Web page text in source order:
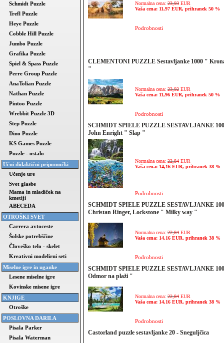
Schmidt Puzzle
Trefl Puzzle
Heye Puzzle
Cobble Hill Puzzle
Jumbo Puzzle
Grafika Puzzle
Spiel & Spass Puzzle
Perre Group Puzzle
AnaTolian Puzzle
Nathan Puzzle
Pintoo Puzzle
Wrebbit Puzzle 3D
Step Puzzle
Dino Puzzle
KS Games Puzzle
Puzzle - ostalo
Učni didaktični pripomočki
Učenje ure
Svet glasbe
Mama in mladiček na
kmetiji
ABECEDA
OTROŠKI SVET
Carrera avtoceste
Šolske potrebščine
Človeško telo - skelet
Kreativni modelirni seti
Miselne igre in uganke
Lesene miselne igre
Kovinske misene igre
KNJIGE
Otroške
POSLOVNA DARILA
Pisala Parker
Pisala Waterman
Normalna cena: 23,93 EUR
Vaša cena: 11,97 EUR, prihranek 50 %
Podrobnosti
CLEMENTONI PUZZLE Sestavljanke 1000 "
"
Normalna cena: 23,92 EUR
Vaša cena: 11,96 EUR, prihranek 50 %
Podrobnosti
SCHMIDT SPIELE PUZZLE SESTAVLJANKE
John Enright " Slap "
Normalna cena: 22,84 EUR
Vaša cena: 14,16 EUR, prihranek 38 %
Podrobnosti
SCHMIDT SPIELE PUZZLE SESTAVLJANKE
Christan Ringer, Lockstone " Milky way "
Normalna cena: 22,84 EUR
Vaša cena: 14,16 EUR, prihranek 38 %
Podrobnosti
SCHMIDT SPIELE PUZZLE SESTAVLJANKE
Odmor na plaži "
Normalna cena: 22,84 EUR
Vaša cena: 14,16 EUR, prihranek 38 %
Podrobnosti
Castorland puzzle sestavljanke 20 - Sneguljčica